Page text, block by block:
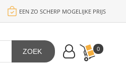
EEN ZO SCHERP MOGELIJKE PRIJS
0
ZOEK